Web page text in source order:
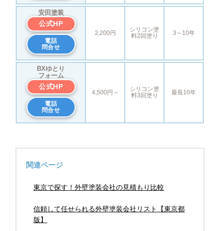
安田塗装
公式HP
電話
問合せ
2,200円
シリコン塗
料2回塗り
3～10年
BXゆとり
フォーム
公式HP
電話
問合せ
4,500円～
シリコン塗
料3回塗り
最長10年
関連ページ
東京で探す！外壁塗装会社の見積もり比較
信頼して任せられる外壁塗装会社リスト【東京都
版】